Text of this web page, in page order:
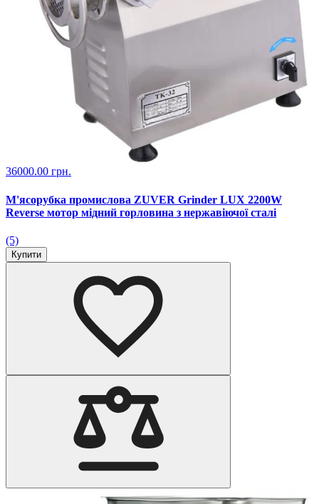
36000.00 грн.
М'ясорубка промислова ZUVER Grinder LUX 2200W
Reverse мотор мідний горловина з нержавіючої сталі
(5)
Купити